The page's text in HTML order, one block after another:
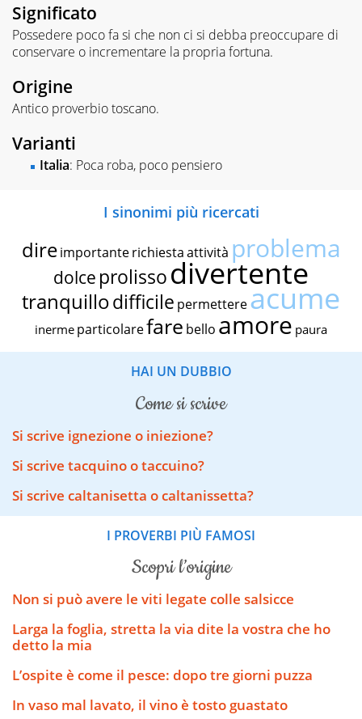
Significato
Possedere poco fa si che non ci si debba preoccupare di
conservare o incrementare la propria fortuna.
Origine
Antico proverbio toscano.
Varianti
Italia: Poca roba, poco pensiero
I sinonimi più ricercati
dire importante richiestaattività problema
dolce prolissodivertente
tranquillodifficile permettereacume
inerme particolarefare bello amore paura
HAI UN DUBBIO
come si scrive
Si scrive ignezione o iniezione?
Si scrive tacquino o taccuino?
Si scrive caltanisetta o caltanissetta?
I PROVERBI PIÙ FAMOSI
scopri l’origine
Non si può avere le viti legate colle salsicce
Larga la foglia, stretta la via dite la vostra che ho
detto la mia
L’ospite è come il pesce: dopo tre giorni puzza
In vaso mal lavato, il vino è tosto guastato